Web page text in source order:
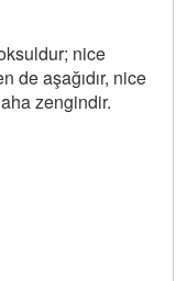
nice
de aşağıdır, nice
zengindir.